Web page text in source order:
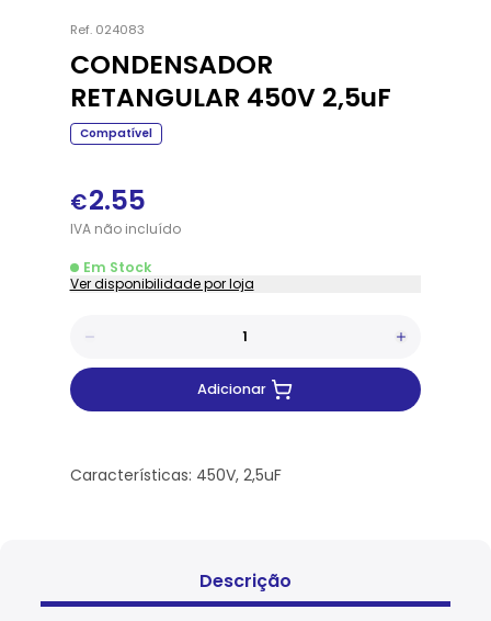
Ref. 024083
CONDENSADOR
RETANGULAR 450V 2,5uF
Compatível
€2.55
IVAnãoincluído
Em Stock
Ver disponibilidade por loja
Adicionar
Características: 450V, 2,5uF
Descrição